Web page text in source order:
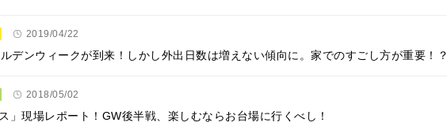
2019/04/22
デンウィークが到来！しかし外出日数は増えない傾向に。家でのすごし方が重要！？
2018/05/02
」現場レポート！GW後半戦、楽しむならお台場に行くべし！